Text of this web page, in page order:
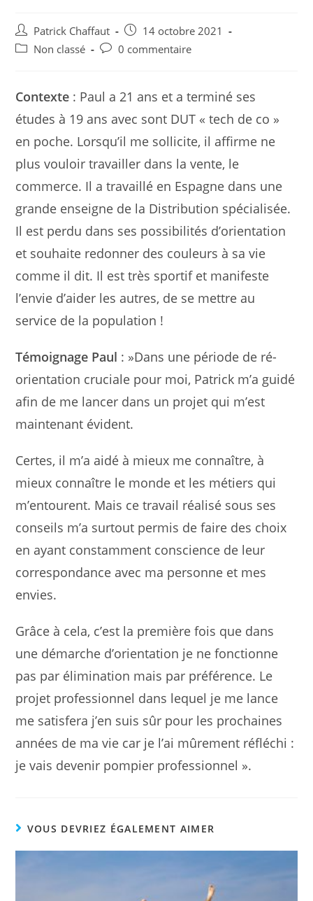
Post
author:
Patrick Chaffaut
Post
published:
14 octobre 2021
PostNon classé
Post0 commentaire
Contexte : Paul a 21 ans et a terminé ses
études à 19 ans avec sont DUT « tech de co »
en poche. Lorsqu’il me sollicite, il affirme ne
plus vouloir travailler dans la vente, le
commerce. Il a travaillé en Espagne dans une
grande enseigne de la Distribution spécialisée.
Il est perdu dans ses possibilités d’orientation
et souhaite redonner des couleurs à sa vie
comme il dit. Il est très sportif et manifeste
l’envie d’aider les autres, de se mettre au
service de la population !
Témoignage Paul : »Dans une période de ré-
orientation cruciale pour moi, Patrick m’a guidé
afin de me lancer dans un projet qui m’est
maintenant évident.
Certes, il m’a aidé à mieux me connaître, à
mieux connaître le monde et les métiers qui
m’entourent. Mais ce travail réalisé sous ses
conseils m’a surtout permis de faire des choix
en ayant constamment conscience de leur
correspondance avec ma personne et mes
envies.
Grâce à cela, c’est la première fois que dans
une démarche d’orientation je ne fonctionne
pas par élimination mais par préférence. Le
projet professionnel dans lequel je me lance
me satisfera j’en suis sûr pour les prochaines
années de ma vie car je l’ai mûrement réfléchi :
je vais devenir pompier professionnel ».
VOUS DEVRIEZ ÉGALEMENT AIMER